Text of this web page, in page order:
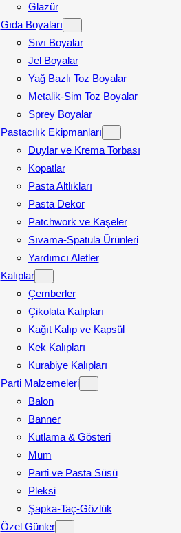
Glazür
Gıda Boyaları
Sıvı Boyalar
Jel Boyalar
Yağ Bazlı Toz Boyalar
Metalik-Sim Toz Boyalar
Sprey Boyalar
Pastacılık Ekipmanları
Duylar ve Krema Torbası
Kopatlar
Pasta Altlıkları
Pasta Dekor
Patchwork ve Kaşeler
Sıvama-Spatula Ürünleri
Yardımcı Aletler
Kalıplar
Çemberler
Çikolata Kalıpları
Kağıt Kalıp ve Kapsül
Kek Kalıpları
Kurabiye Kalıpları
Parti Malzemeleri
Balon
Banner
Kutlama & Gösteri
Mum
Parti ve Pasta Süsü
Pleksi
Şapka-Taç-Gözlük
Özel Günler